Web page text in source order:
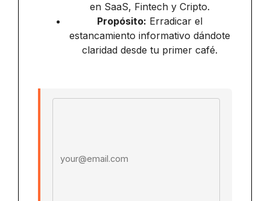
en SaaS, Fintech y Cripto.
Propósito: Erradicar el
estancamiento informativo dándote
claridad desde tu primer café.